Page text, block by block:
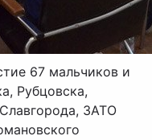
67 мальчиков и
Рубцовска,
ЗАТО